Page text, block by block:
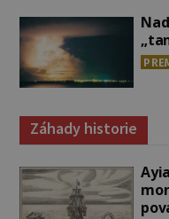
Záhady historie